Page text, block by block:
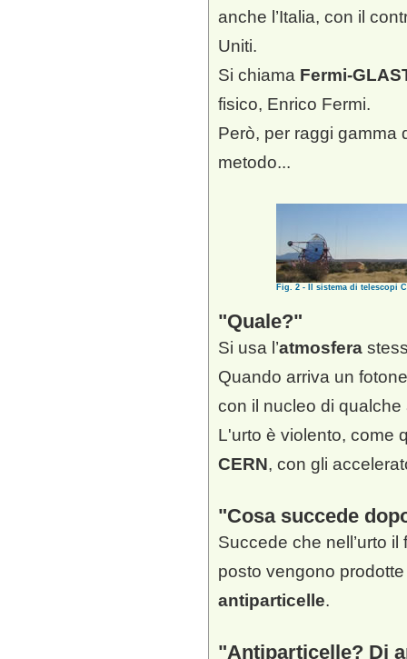
anche l’Italia, con il
Uniti.
Si chiama Fermi-
fisico, Enrico Fermi.
Però, per raggi gamma
metodo...
Fig. 2 - Il sistema di telescopi
Quale?
Si usa l’atmosfera
Quando arriva un
con il nucleo di qualche
L'urto è violento, come
CERN, con gli
Cosa succede
Succede che nell’urto
posto vengono
antiparticelle.
Antiparticelle? Di